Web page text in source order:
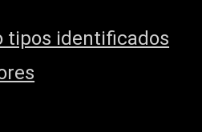
tipos identificados